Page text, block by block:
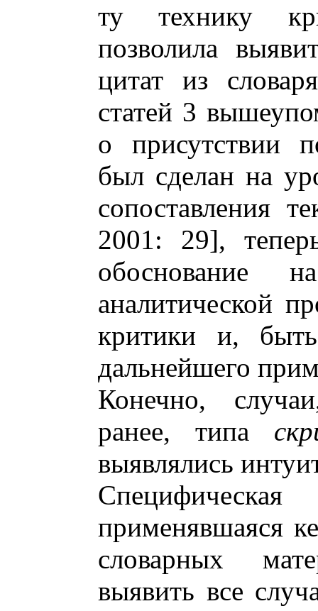
ту технику
позволила
цитат из
статей 3
о присутствии
был сделан на
сопоставления
2001: 29],
обоснование
аналитической
критики и,
дальнейшего
Конечно,
ранее, типа
выявлялись
Специфическая
применявшаяся
словарных
выявить все